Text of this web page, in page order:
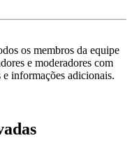
os membros da equipe
e moderadores com
e informações adicionais.